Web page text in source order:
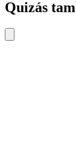
Quizás